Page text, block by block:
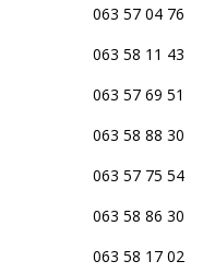
063 57 04 76
063 58 11 43
063 57 69 51
063 58 88 30
063 57 75 54
063 58 86 30
063 58 17 02